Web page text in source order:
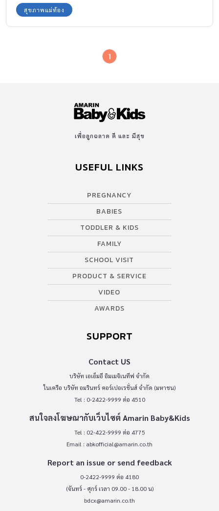
สุขภาพแม่ท้อง
1
เพื่อลูกฉลาด ดี และ มีสุข
USEFUL LINKS
PREGNANCY
BABIES
TODDLER & KIDS
FAMILY
SCHOOL VISIT
PRODUCT & SERVICE
VIDEO
AWARDS
SUPPORT
Contact US
บริษัท เอเอ็มอี อิมเมจิเนทีฟ จำกัด
ในเครือ บริษัท อมรินทร์ คอร์เปอเรชั่นส์ จำกัด (มหาชน)
Tel : 0-2422-9999 ต่อ 4510
สนใจลงโฆษณากับเว็บไซต์ Amarin Baby&Kids
Tel : 02-422-9999 ต่อ 4775
Email : abkofficial@amarin.co.th
Report an issue or send feedback
0-2422-9999 ต่อ 4180
(จันทร์ - ศุกร์ เวลา 09.00 - 18.00 น)
bdcx@amarin.co.th